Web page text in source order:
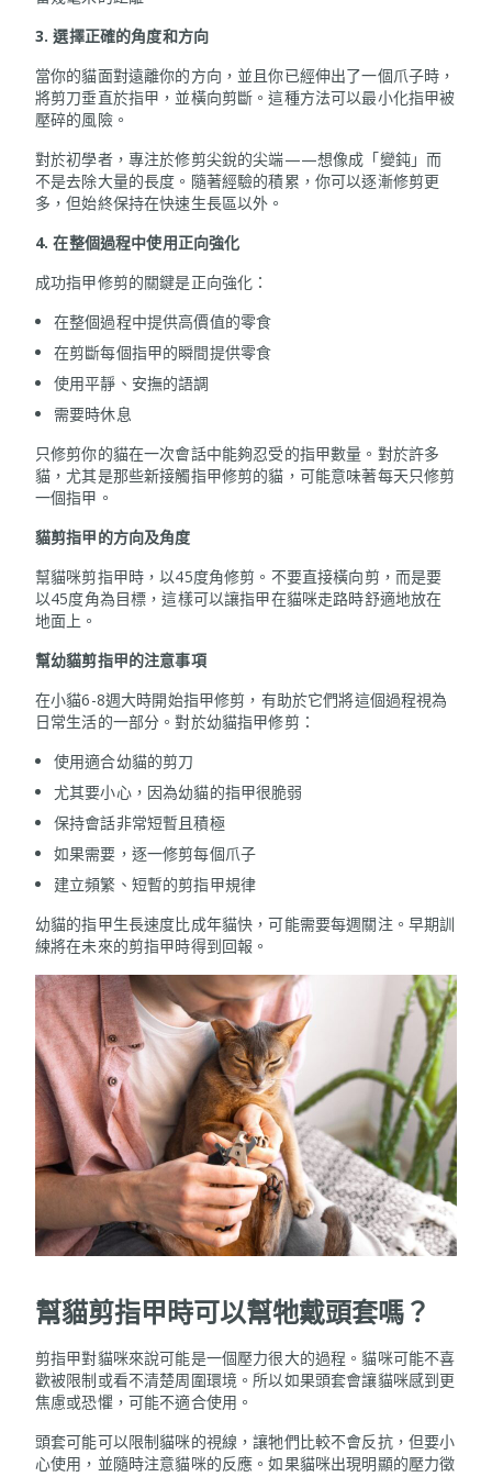
3. 選擇正確的角度和方向
當你的貓面對遠離你的方向，並且你已經伸出了一個爪子時，
將剪刀垂直於指甲，並橫向剪斷。這種方法可以最小化指甲被
壓碎的風險。
對於初學者，專注於修剪尖銳的尖端——想像成「變鈍」而
不是去除大量的長度。隨著經驗的積累，你可以逐漸修剪更
多，但始終保持在快速生長區以外。
4. 在整個過程中使用正向強化
成功指甲修剪的關鍵是正向強化：
在整個過程中提供高價值的零食
在剪斷每個指甲的瞬間提供零食
使用平靜、安撫的語調
需要時休息
只修剪你的貓在一次會話中能夠忍受的指甲數量。對於許多
貓，尤其是那些新接觸指甲修剪的貓，可能意味著每天只修剪
一個指甲。
貓剪指甲的方向及角度
幫貓咪剪指甲時，以45度角修剪。不要直接橫向剪，而是要
以45度角為目標，這樣可以讓指甲在貓咪走路時舒適地放在
地面上。
幫幼貓剪指甲的注意事項
在小貓6-8週大時開始指甲修剪，有助於它們將這個過程視為
日常生活的一部分。對於幼貓指甲修剪：
使用適合幼貓的剪刀
尤其要小心，因為幼貓的指甲很脆弱
保持會話非常短暫且積極
如果需要，逐一修剪每個爪子
建立頻繁、短暫的剪指甲規律
幼貓的指甲生長速度比成年貓快，可能需要每週關注。早期訓
練將在未來的剪指甲時得到回報。
幫貓剪指甲時可以幫牠戴頭套嗎？
剪指甲對貓咪來說可能是一個壓力很大的過程。貓咪可能不喜
歡被限制或看不清楚周圍環境。所以如果頭套會讓貓咪感到更
焦慮或恐懼，可能不適合使用。
頭套可能可以限制貓咪的視線，讓牠們比較不會反抗，但要小
心使用，並隨時注意貓咪的反應。如果貓咪出現明顯的壓力徵